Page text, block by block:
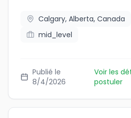
Calgary, Alberta, Canada
mid_level
Publié le
8/4/2026
Voir les
postuler